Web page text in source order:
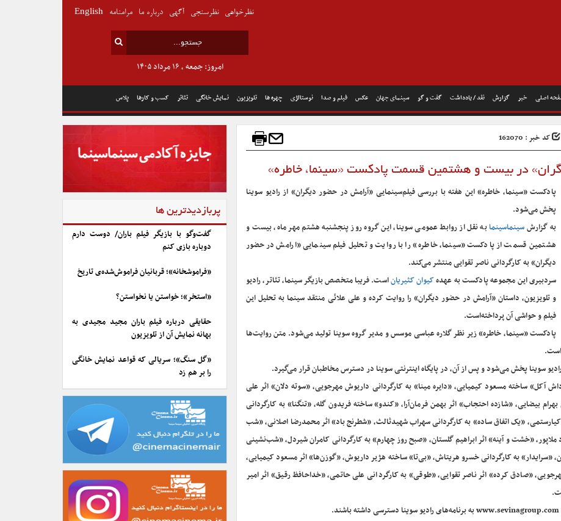
اصلی خبر گزارش نقد / یادداشت گفت و گو سینمای جهان عکس فیلم و صدا نوستالژی چهره ها تلویزیون نمایش خانگی تئاتر کسب و کارها پلاس
امروز: جمعه , ۱۶ مرداد ۱۴۰۵
نظرخواهی نظرسنجی آگهی درباره ما مرامنامه English
کد خبر : 162070
در بیست و هشتمین قسمت پادکست «سینما، خاطره»
پادکست «سینما، خاطره» این هفته با بررسی فیلم‌سینمایی «آرامش در حضور دیگران» از رادیو سوینا
پخش می‌شود.
به گزارشسینماسینمابه نقل از روابط عمومی سوینا، این گروه روز پنجشنبه هشتم مهر ماه، بیست و
هشتمین قسمت از پادکست «سینما، خاطره» را با روایت و تحلیل فیلم سینمایی «ارامش در حضور
دیگران» به کارگردانی ناصر تقوایی منتشر می‌کند.
سردبیری این مجموعه پادکست به عهدهکیوان کثیریاناست. فریبا متخصص بازیگر سینما، تئاتر، رادیو
و تلویزیون، داستان «آرامش در حضور دیگران» را روایت کرده و علی علائی منتقد سینما به تحلیل این
فیلم و حواشی آن پرداخته‌است.
پادکست «سینما، خاطره» زیر نظر گلاره عباسی موسس و مدیر گروه سوینا تولید می‌شود. متن روایت‌ها
است.
آکل» ساخته مسعود کیمیایی، «دایره مینا» به کارگردانی داریوش مهرجویی، «سوته دلان» اثر علی
بیضایی، «شازده احتجاب» اثر بهمن فرمان‌آرا، «کندو» ساخته فریدون گله، «تنگنا» به کارگردانی
«یک اتفاق ساده» به کارگردانی سهراب شهیدثالث، «شطرنج باد» اثر محمدرضا اصلانی، «شب
«خشت و آینه» اثر ابراهیم گلستان، «صبح روز چهارم» به کارگردانی کامران شیردل، «شب‌نشینی
«سرایدار» به کارگردانی خسرو هریتاش، «بی‌تا» ساخته هژیر داریوش، «گوزن‌ها» اثر مسعود کیمیایی،
«صادق کرده» اثر ناصر تقوایی، «طوقی» به کارگردانی علی حاتمی، «خداحافظ رقیق» اثر امیر
پربازدیدترین ها
گفت‌وگو با بازیگر فیلم باران/ دوست دارم
دوباره بازی کنم
«فراموشخانه»؛ قربانیان فراموش‌شده‌ی تاریخ
«استخر»؛ خواستن یا نخواستن؟
حقایقی درباره فیلم باران مجید مجیدی به
بهانه نمایش آن از تلویزیون
«گل سنگ»؛ سریالی که قواعد نمایش خانگی
را بر هم زد